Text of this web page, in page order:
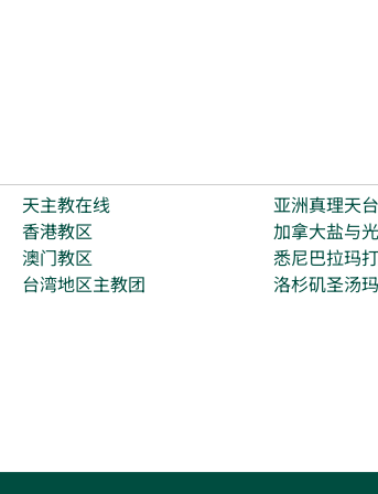
天主教在线
香港教区
澳门教区
台湾地区主教团
亚洲真理天台
加拿大盐与光
悉尼巴拉玛
洛杉矶圣汤